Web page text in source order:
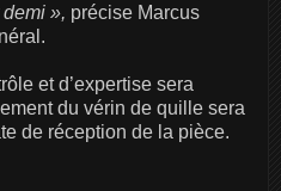
», précise Marcus
et d’expertise sera
du vérin de quille sera
de réception de la pièce.